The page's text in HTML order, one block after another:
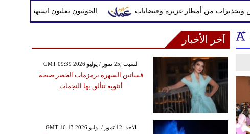
الحوثيون يعلنون استهداف هدف من أمطار غزيرة وفيضانات
آخر الأخبار
GMT 09:39 2026 السبت ,25 تموز / يوليو
فساتين السهرة بزمزمات الخصر صيحة
أنثوية تتألق بها النجمات
GMT 16:13 2026 الأحد ,12 تموز / يوليو